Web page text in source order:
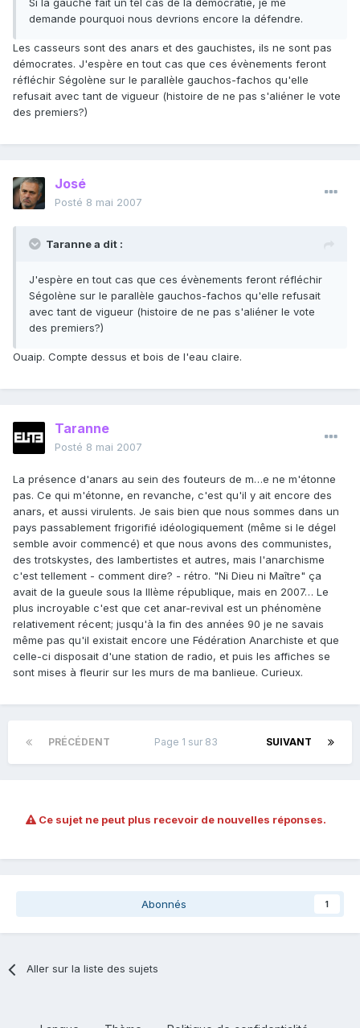
Si la gauche fait un tel cas de la démocratie, je me
demande pourquoi nous devrions encore la défendre.
Les casseurs sont des anars et des gauchistes, ils ne sont pas
démocrates. J'espère en tout cas que ces évènements feront
réfléchir Ségolène sur le parallèle gauchos-fachos qu'elle
refusait avec tant de vigueur (histoire de ne pas s'aliéner le vote
des premiers?)
José
Posté 8 mai 2007
Taranne a dit :
J'espère en tout cas que ces évènements feront réfléchir
Ségolène sur le parallèle gauchos-fachos qu'elle refusait
avec tant de vigueur (histoire de ne pas s'aliéner le vote
des premiers?)
Ouaip. Compte dessus et bois de l'eau claire.
Taranne
Posté 8 mai 2007
La présence d'anars au sein des fouteurs de m…e ne m'étonne
pas. Ce qui m'étonne, en revanche, c'est qu'il y ait encore des
anars, et aussi virulents. Je sais bien que nous sommes dans un
pays passablement frigorifié idéologiquement (même si le dégel
semble avoir commencé) et que nous avons des communistes,
des trotskystes, des lambertistes et autres, mais l'anarchisme
c'est tellement - comment dire? - rétro. "Ni Dieu ni Maître" ça
avait de la gueule sous la IIIème république, mais en 2007… Le
plus incroyable c'est que cet anar-revival est un phénomène
relativement récent; jusqu'à la fin des années 90 je ne savais
même pas qu'il existait encore une Fédération Anarchiste et que
celle-ci disposait d'une station de radio, et puis les affiches se
sont mises à fleurir sur les murs de ma banlieue. Curieux.
PRÉCÉDENT SUIVANT
Page 1 sur 83
Ce sujet ne peut plus recevoir de nouvelles réponses.
Abonnés 1
Aller sur la liste des sujets